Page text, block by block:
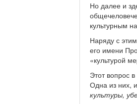
Но далее и
культурным
Наряду с
его имени
«культурой
Этот вопрос
Одна из них,
культуры,